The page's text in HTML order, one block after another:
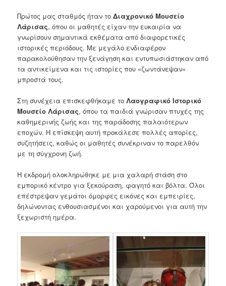
Πρώτος μας σταθμός ήταν τοΔιαχρονικό Μουσείο
Λάρισας, όπου οι μαθητές είχαν την ευκαιρία να
γνωρίσουν σημαντικά εκθέματα από διαφορετικές
ιστορικές περιόδους. Με μεγάλο ενδιαφέρον
παρακολούθησαν την ξενάγηση και εντυπωσιάστηκαν από
τα αντικείμενα και τις ιστορίες που «ζωντάνεψαν»
μπροστά τους.
Στη συνέχεια επισκεφθήκαμε τοΛαογραφικό Ιστορικό
Μουσείο Λάρισας, όπου τα παιδιά γνώρισαν πτυχές της
καθημερινής ζωής και της παράδοσης παλαιότερων
εποχών. Η επίσκεψη αυτή προκάλεσε πολλές απορίες,
συζητήσεις, καθώς οι μαθητές συνέκριναν το παρελθόν
με τη σύγχρονη ζωή.
Η εκδρομή ολοκληρώθηκε με μια χαλαρή στάση στο
εμπορικό κέντρο για ξεκούραση, φαγητό και βόλτα. Όλοι
επέστρεψαν γεμάτοι όμορφες εικόνες και εμπειρίες,
δηλώνοντας ενθουσιασμένοι και χαρούμενοι για αυτή την
ξεχωριστή ημέρα.